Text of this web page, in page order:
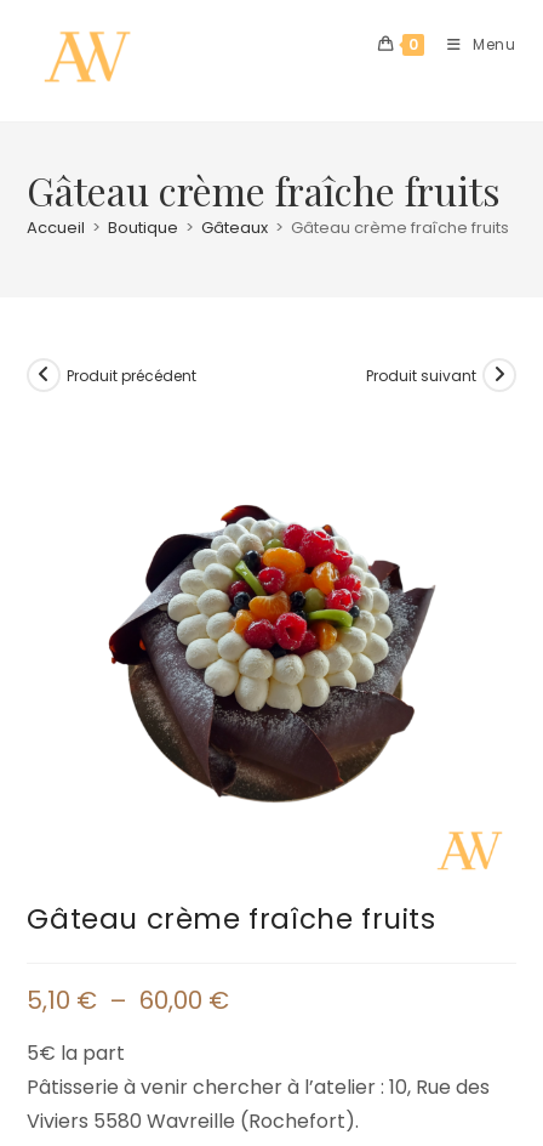
0 Menu
Gâteau crème fraîche fruits
Accueil > Boutique > Gâteaux > Gâteau crème fraîche fruits
Produit précédent Produit suivant
Gâteau crème fraîche fruits
5,10 € – 60,00 €
5€ la part
Pâtisserie à venir chercher à l’atelier : 10, Rue des
Viviers 5580 Wavreille (Rochefort).